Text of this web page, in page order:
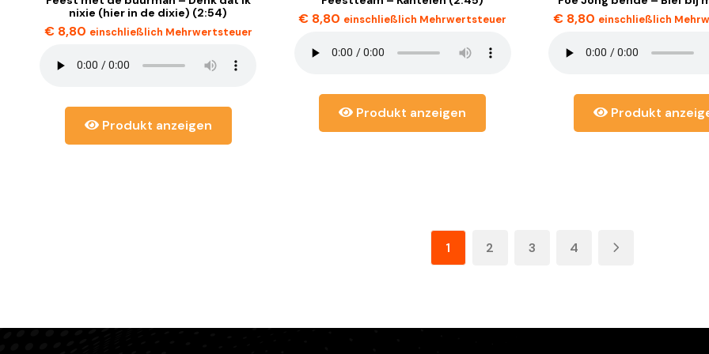
nixie (hier in de dixie) (2:54)
€8,80 einschließlich Mehrwertsteuer
Produkt anzeigen
€ 8,80 einschließlich Mehrwertsteuer
Produkt anzeigen
€8,80 einschließlich
Produkt
1 2 3 4